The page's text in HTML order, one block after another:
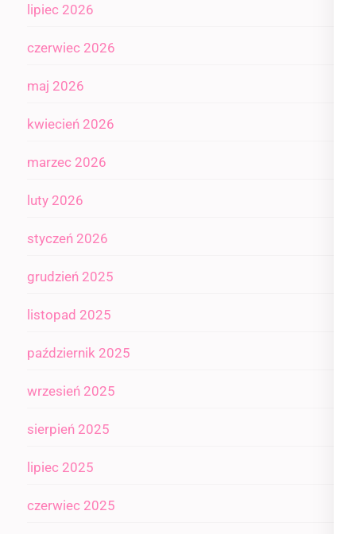
lipiec 2026
czerwiec 2026
maj 2026
kwiecień 2026
marzec 2026
luty 2026
styczeń 2026
grudzień 2025
listopad 2025
październik 2025
wrzesień 2025
sierpień 2025
lipiec 2025
czerwiec 2025